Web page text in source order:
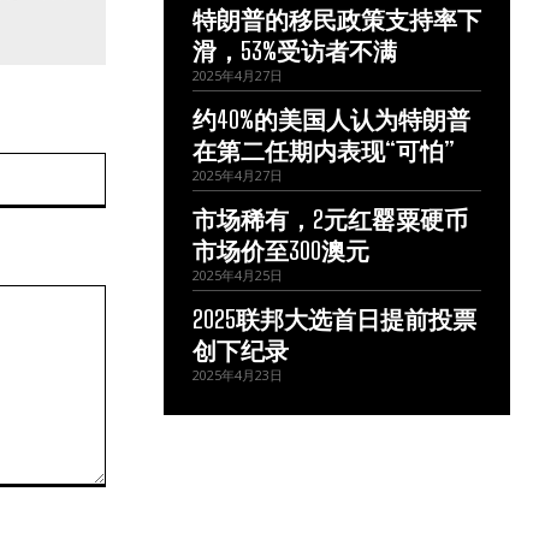
特朗普的移民政策支持率下
滑，53%受访者不满
2025年4月27日
约40%的美国人认为特朗普
在第二任期内表现“可怕”
2025年4月27日
市场稀有，2元红罂粟硬币
市场价至300澳元
2025年4月25日
2025联邦大选首日提前投票
创下纪录
2025年4月23日